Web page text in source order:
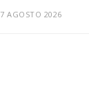
7 AGOSTO 2026